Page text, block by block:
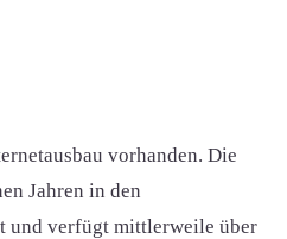
vorhanden. Die
Jahren in den
und verfügt mittlerweile über